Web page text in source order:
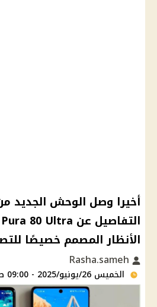
أخيرا وصل الوحش الجديد
الأنظار المصمم خصيصًا
الخميس 26/يونيو/2025 - 09:00 ص